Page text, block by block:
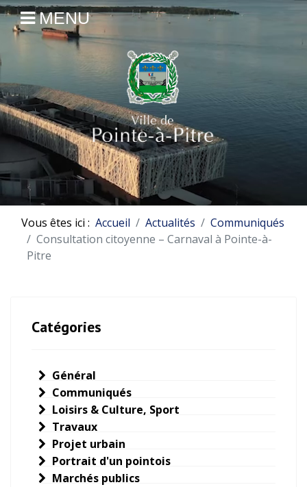
MENU
Vous êtes ici : Accueil Actualités
Communiqués
Consultation citoyenne – Carnaval à Pointe-à-
Pitre
Catégories
Général
Communiqués
Loisirs & Culture, Sport
Travaux
Projet urbain
Portrait d'un pointois
Marchés publics